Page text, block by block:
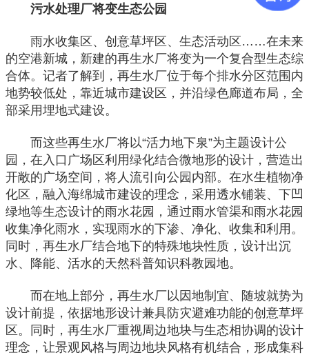
污水处理厂将变生态公园
雨水收集区、创意草坪区、生态活动区……在未来
的空港新城，新建的再生水厂将变为一个复合型生态综
合体。记者了解到，再生水厂位于每个排水分区范围内
地势较低处，靠近城市建设区，并沿绿色廊道布局，全
部采用埋地式建设。
而这些再生水厂将以“活力地下泉”为主题设计公
园，在入口广场区利用绿化结合微地形的设计，营造出
开敞的广场空间，将人流引向公园内部。在水生植物净
化区，融入海绵城市建设的理念，采用透水铺装、下凹
绿地等生态设计的雨水花园，通过雨水管渠和雨水花园
收集净化雨水，实现雨水的下渗、净化、收集和利用。
同时，再生水厂结合地下的特殊地块性质，设计出沉
水、降能、活水的天然科普知识科教园地。
而在地上部分，再生水厂以因地制宜、随坡就势为
设计前提，依据地形设计兼具防灾避难功能的创意草坪
区。同时，再生水厂重视周边地块与生态相协调的设计
理念，让景观风格与周边地块风格有机结合，形成集科